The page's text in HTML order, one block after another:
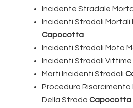
Incidente Stradale
Incidenti Stradali
Capocotta
Incidenti Stradali Moto
Incidenti Stradali
Morti Incidenti Stradali
Procedura
Della StradaCapocotta